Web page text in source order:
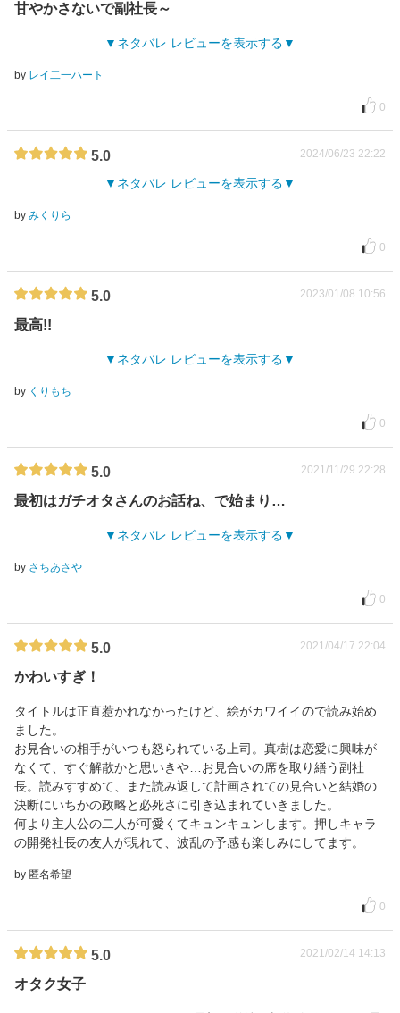
甘やかさないで副社長～
ネタバレ レビューを表示する
by レイ二一ハート
0
5.0 2024/06/23 22:22
ネタバレ レビューを表示する
by みくりら
0
5.0 2023/01/08 10:56
最高!!
ネタバレ レビューを表示する
by くりもち
0
5.0 2021/11/29 22:28
最初はガチオタさんのお話ね、で始まり…
ネタバレ レビューを表示する
by さちあさや
0
5.0 2021/04/17 22:04
かわいすぎ！
タイトルは正直惹かれなかったけど、絵がカワイイので読み始め
ました。
お見合いの相手がいつも怒られている上司。真樹は恋愛に興味が
なくて、すぐ解散かと思いきや…お見合いの席を取り繕う副社
長。読みすすめて、また読み返して計画されての見合いと結婚の
決断にいちかの政略と必死さに引き込まれていきました。
何より主人公の二人が可愛くてキュンキュンします。押しキャラ
の開発社長の友人が現れて、波乱の予感も楽しみにしてます。
by 匿名希望
0
5.0 2021/02/14 14:13
オタク女子